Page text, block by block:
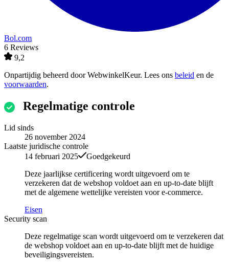
Bol.com
6 Reviews
9,2
Onpartijdig beheerd doorWebwinkelKeur. Lees ons beleid en de
voorwaarden.
Regelmatige controle
Lid sinds
26 november 2024
Laatste juridische controle
14 februari 2025
Goedgekeurd
Deze jaarlijkse certificering wordt uitgevoerd om te
verzekeren dat de webshop voldoet aan en up-to-date blijft
met de algemene wettelijke vereisten voor e-commerce.
Eisen
Security scan
Deze regelmatige scan wordt uitgevoerd om te verzekeren dat
de webshop voldoet aan en up-to-date blijft met de huidige
beveiligingsvereisten.